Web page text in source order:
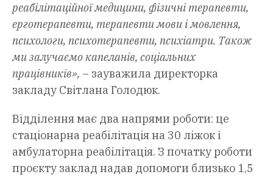
реабілітаційної медицини, фізичні терапевти,
ерготерапевти, терапевти мови і мовлення,
психологи, психотерапевти, психіатри. Також
ми залучаємо капеланів, соціальних
працівників», – зауважила директорка
закладу Світлана Голодюк.
Відділення має два напрями роботи: це
стаціонарна реабілітація на 30 ліжок і
амбулаторна реабілітація. З початку роботи
проєкту заклад надав допомоги близько 1,5